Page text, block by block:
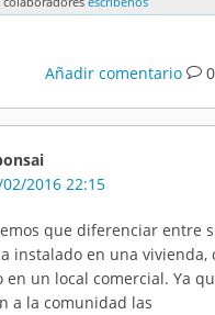
Añadir comentario
2016 22:15
que diferenciar entre
instalado en una vivienda,
en un local comercial. Ya
a la comunidad las